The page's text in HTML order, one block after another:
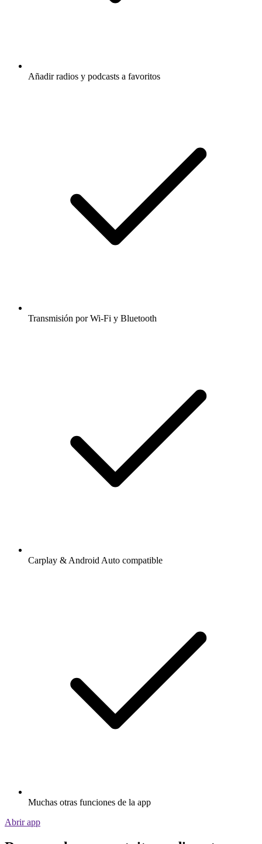
Añadir radios y podcasts a favoritos
Transmisión por Wi-Fi y Bluetooth
Carplay & Android Auto compatible
Muchas otras funciones de la app
Abrir app